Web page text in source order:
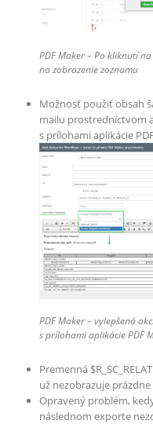
PDF Maker – Po kliknutí
na zobrazenie zoznamu
Možnosť použiť obsah
mailu prostredníctvom
s prílohami aplikácie
PDF Maker – vylepšená
s prílohami aplikácie PDF
Premenná
už nezobrazuje
Opravený problém,
následnom exporte